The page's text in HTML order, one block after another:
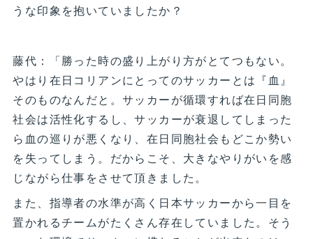
うな印象を抱いていましたか？
藤代：「勝った時の盛り上がり方がとてつもない。
やはり在日コリアンにとってのサッカーとは『血』
そのものなんだと。サッカーが循環すれば在日同胞
社会は活性化するし、サッカーが衰退してしまった
ら血の巡りが悪くなり、在日同胞社会もどこか勢い
を失ってしまう。だからこそ、大きなやりがいを感
じながら仕事をさせて頂きました。
また、指導者の水準が高く日本サッカーから一目を
置かれるチームがたくさん存在していました。そう